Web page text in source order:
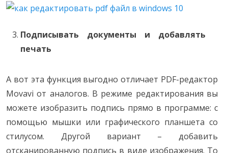
Подписывать документы и добавлять
печать
А вот эта функция выгодно отличает PDF-редактор
Movavi от аналогов. В режиме редактирования вы
можете изобразить подпись прямо в программе: с
помощью мышки или графического планшета со
стилусом. Другой вариант – добавить
отсканированную подпись в виде изображения. То